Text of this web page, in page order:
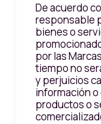
De acuerdo
responsable
bienes o
por las
tiempo no
y perjuicios
información
productos o